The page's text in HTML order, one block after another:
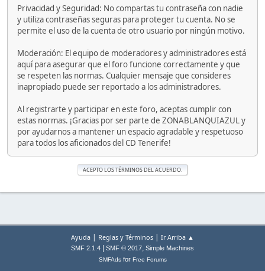
Privacidad y Seguridad: No compartas tu contraseña con nadie
y utiliza contraseñas seguras para proteger tu cuenta. No se
permite el uso de la cuenta de otro usuario por ningún motivo.
Moderación: El equipo de moderadores y administradores está
aquí para asegurar que el foro funcione correctamente y que
se respeten las normas. Cualquier mensaje que consideres
inapropiado puede ser reportado a los administradores.
Al registrarte y participar en este foro, aceptas cumplir con
estas normas. ¡Gracias por ser parte de ZONABLANQUIAZUL y
por ayudarnos a mantener un espacio agradable y respetuoso
para todos los aficionados del CD Tenerife!
Ayuda | Reglas y Términos | Ir Arriba ▲
SMF 2.1.4 SMF © 2017, Simple Machines
SMFAdsfor Free Forums